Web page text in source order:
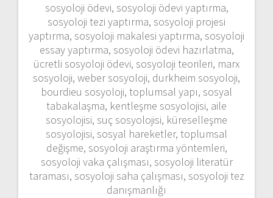
sosyoloji ödevi, sosyoloji ödevi yaptırma,
sosyoloji tezi yaptırma, sosyoloji projesi
yaptırma, sosyoloji makalesi yaptırma, sosyoloji
essay yaptırma, sosyoloji ödevi hazırlatma,
ücretli sosyoloji ödevi, sosyoloji teorileri, marx
sosyoloji, weber sosyoloji, durkheim sosyoloji,
bourdieu sosyoloji, toplumsal yapı, sosyal
tabakalaşma, kentleşme sosyolojisi, aile
sosyolojisi, suç sosyolojisi, küreselleşme
sosyolojisi, sosyal hareketler, toplumsal
değişme, sosyoloji araştırma yöntemleri,
sosyoloji vaka çalışması, sosyoloji literatür
taraması, sosyoloji saha çalışması, sosyoloji tez
danışmanlığı